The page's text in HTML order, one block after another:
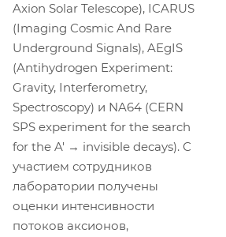
Axion Solar Telescope), ICARUS
(Imaging Cosmic And Rare
Underground Signals), AEgIS
(Antihydrogen Experiment:
Gravity, Interferometry,
Spectroscopy) и NA64 (CERN
SPS experiment for the search
for the A' → invisible decays). С
участием сотрудников
лаборатории получены
оценки интенсивности
потоков аксионов,